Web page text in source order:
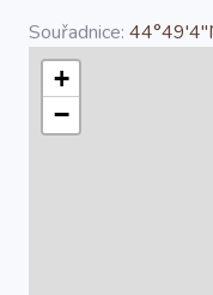
Mapy
O projektu
Souřadnice:
+
−